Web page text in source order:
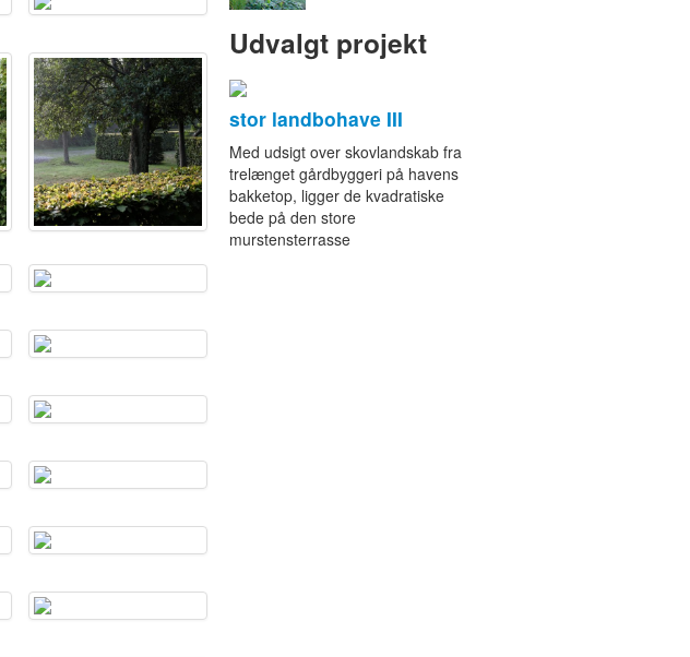
Udvalgt projekt
stor landbohave III
Med udsigt over skovlandskab fra
trelænget gårdbyggeri på havens
bakketop, ligger de kvadratiske
bede på den store
murstensterrasse